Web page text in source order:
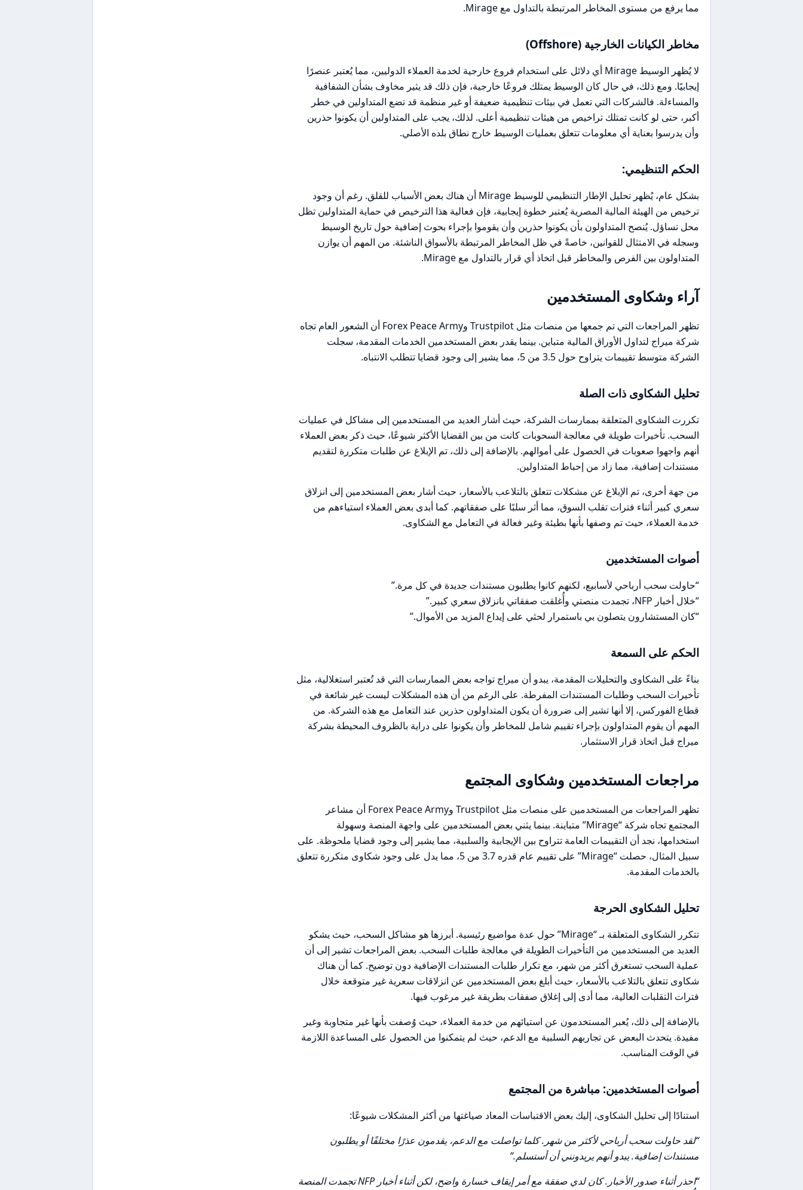
مما يرفع من مستوى المخاطر المرتبطة بالتداول مع Mirage.
مخاطر الكيانات الخارجية (Offshore)
لا يُظهر الوسيط Mirage أي دلائل على استخدام فروع خارجية لخدمة العملاء الدوليين، مما يُعتبر عنصرًا
إيجابيًا. ومع ذلك، في حال كان الوسيط يمتلك فروعًا خارجية، فإن ذلك قد يثير مخاوف بشأن الشفافية
والمساءلة. فالشركات التي تعمل في بيئات تنظيمية ضعيفة أو غير منظمة قد تضع المتداولين في خطر
أكبر، حتى لو كانت تمتلك تراخيص من هيئات تنظيمية أعلى. لذلك، يجب على المتداولين أن يكونوا حذرين
وأن يدرسوا بعناية أي معلومات تتعلق بعمليات الوسيط خارج نطاق بلده الأصلي.
الحكم التنظيمي:
بشكل عام، يُظهر تحليل الإطار التنظيمي للوسيط Mirage أن هناك بعض الأسباب للقلق. رغم أن وجود
ترخيص من الهيئة المالية المصرية يُعتبر خطوة إيجابية، فإن فعالية هذا الترخيص في حماية المتداولين تظل
محل تساؤل. يُنصح المتداولون بأن يكونوا حذرين وأن يقوموا بإجراء بحوث إضافية حول تاريخ الوسيط
وسجله في الامتثال للقوانين، خاصةً في ظل المخاطر المرتبطة بالأسواق الناشئة. من المهم أن يوازن
المتداولون بين الفرص والمخاطر قبل اتخاذ أي قرار بالتداول مع Mirage.
آراء وشكاوى المستخدمين
تظهر المراجعات التي تم جمعها من منصات مثل Trustpilot وForex Peace Army أن الشعور العام تجاه
شركة ميراج لتداول الأوراق المالية متباين. بينما يقدر بعض المستخدمين الخدمات المقدمة، سجلت
الشركة متوسط تقييمات يتراوح حول 3.5 من 5، مما يشير إلى وجود قضايا تتطلب الانتباه.
تحليل الشكاوى ذات الصلة
تكررت الشكاوى المتعلقة بممارسات الشركة، حيث أشار العديد من المستخدمين إلى مشاكل في عمليات
السحب. تأخيرات طويلة في معالجة السحوبات كانت من بين القضايا الأكثر شيوعًا، حيث ذكر بعض العملاء
أنهم واجهوا صعوبات في الحصول على أموالهم. بالإضافة إلى ذلك، تم الإبلاغ عن طلبات متكررة لتقديم
مستندات إضافية، مما زاد من إحباط المتداولين.
من جهة أخرى، تم الإبلاغ عن مشكلات تتعلق بالتلاعب بالأسعار، حيث أشار بعض المستخدمين إلى انزلاق
سعري كبير أثناء فترات تقلب السوق، مما أثر سلبًا على صفقاتهم. كما أبدى بعض العملاء استياءهم من
خدمة العملاء، حيث تم وصفها بأنها بطيئة وغير فعالة في التعامل مع الشكاوى.
أصوات المستخدمين
“حاولت سحب أرباحي لأسابيع، لكنهم كانوا يطلبون مستندات جديدة في كل مرة.”
“خلال أخبار NFP، تجمدت منصتي وأُغلقت صفقاتي بانزلاق سعري كبير.”
“كان المستشارون يتصلون بي باستمرار لحثي على إيداع المزيد من الأموال.”
الحكم على السمعة
بناءً على الشكاوى والتحليلات المقدمة، يبدو أن ميراج تواجه بعض الممارسات التي قد تُعتبر استغلالية، مثل
تأخيرات السحب وطلبات المستندات المفرطة. على الرغم من أن هذه المشكلات ليست غير شائعة في
قطاع الفوركس، إلا أنها تشير إلى ضرورة أن يكون المتداولون حذرين عند التعامل مع هذه الشركة. من
المهم أن يقوم المتداولون بإجراء تقييم شامل للمخاطر وأن يكونوا على دراية بالظروف المحيطة بشركة
ميراج قبل اتخاذ قرار الاستثمار.
مراجعات المستخدمين وشكاوى المجتمع
تظهر المراجعات من المستخدمين على منصات مثل Trustpilot وForex Peace Army أن مشاعر
المجتمع تجاه شركة “Mirage” متباينة. بينما يثني بعض المستخدمين على واجهة المنصة وسهولة
استخدامها، نجد أن التقييمات العامة تتراوح بين الإيجابية والسلبية، مما يشير إلى وجود قضايا ملحوظة. على
سبيل المثال، حصلت “Mirage” على تقييم عام قدره 3.7 من 5، مما يدل على وجود شكاوى متكررة تتعلق
بالخدمات المقدمة.
تحليل الشكاوى الحرجة
تتكرر الشكاوى المتعلقة بـ “Mirage” حول عدة مواضيع رئيسية. أبرزها هو مشاكل السحب، حيث يشكو
العديد من المستخدمين من التأخيرات الطويلة في معالجة طلبات السحب. بعض المراجعات تشير إلى أن
عملية السحب تستغرق أكثر من شهر، مع تكرار طلبات المستندات الإضافية دون توضيح. كما أن هناك
شكاوى تتعلق بالتلاعب بالأسعار، حيث أبلغ بعض المستخدمين عن انزلاقات سعرية غير متوقعة خلال
فترات التقلبات العالية، مما أدى إلى إغلاق صفقات بطريقة غير مرغوب فيها.
بالإضافة إلى ذلك، يُعبر المستخدمون عن استيائهم من خدمة العملاء، حيث وُصفت بأنها غير متجاوبة وغير
مفيدة. يتحدث البعض عن تجاربهم السلبية مع الدعم، حيث لم يتمكنوا من الحصول على المساعدة اللازمة
في الوقت المناسب.
أصوات المستخدمين: مباشرة من المجتمع
استنادًا إلى تحليل الشكاوى، إليك بعض الاقتباسات المعاد صياغتها من أكثر المشكلات شيوعًا:
“لقد حاولت سحب أرباحي لأكثر من شهر. كلما تواصلت مع الدعم، يقدمون عذرًا مختلفًا أو يطلبون
مستندات إضافية. يبدو أنهم يريدونني أن أستسلم.”
“احذر أثناء صدور الأخبار. كان لدي صفقة مع أمر إيقاف خسارة واضح، لكن أثناء أخبار NFP تجمدت المنصة